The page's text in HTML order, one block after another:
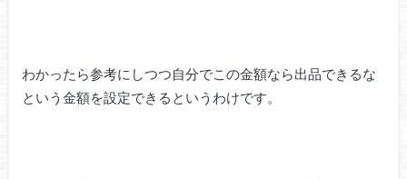
わかったら参考にしつつ自分でこの金額なら出品できるな
という金額を設定できるというわけです。